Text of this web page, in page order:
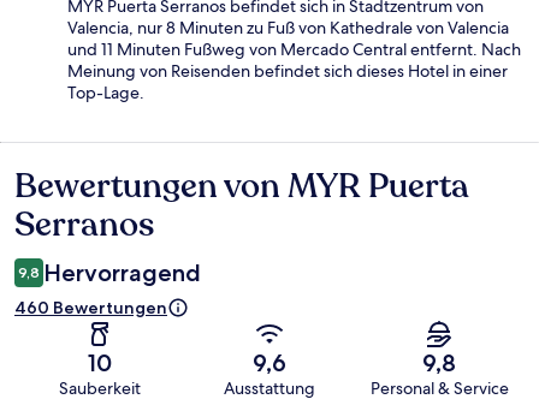
MYR Puerta Serranos befindet sich in Stadtzentrum von
Valencia, nur 8 Minuten zu Fuß von Kathedrale von Valencia
und 11 Minuten Fußweg von Mercado Central entfernt. Nach
Meinung von Reisenden befindet sich dieses Hotel in einer
Top-Lage.
Bewertungen
Bewertungen von MYR Puerta
Serranos
9,8 Hervorragend
460 Bewertungen
10
Sauberkeit
9,6
Ausstattung
9,8
Personal & Service